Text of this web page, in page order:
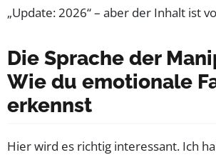
„Update: 2026“ – aber der Inhalt ist
Die Sprache der
Wie du emotionale
erkennst
Hier wird es richtig interessant. Ich